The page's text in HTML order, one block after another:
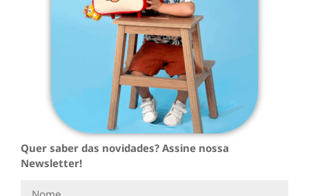
Quer saber das novidades? Assine nossa
Newsletter!